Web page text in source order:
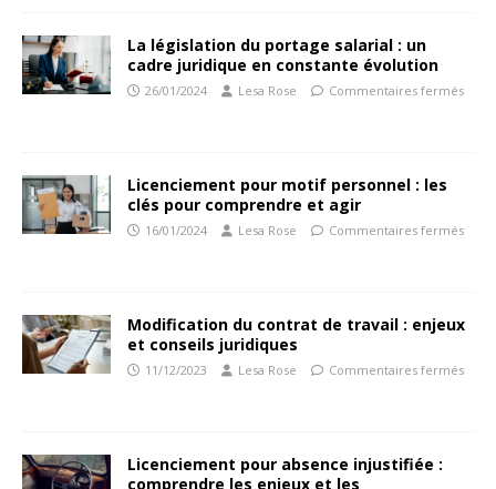
La législation du portage salarial : un
cadre juridique en constante évolution
26/01/2024 Lesa Rose Commentaires fermés
Licenciement pour motif personnel : les
clés pour comprendre et agir
16/01/2024 Lesa Rose Commentaires fermés
Modification du contrat de travail : enjeux
et conseils juridiques
11/12/2023 Lesa Rose Commentaires fermés
Licenciement pour absence injustifiée :
comprendre les enjeux et les